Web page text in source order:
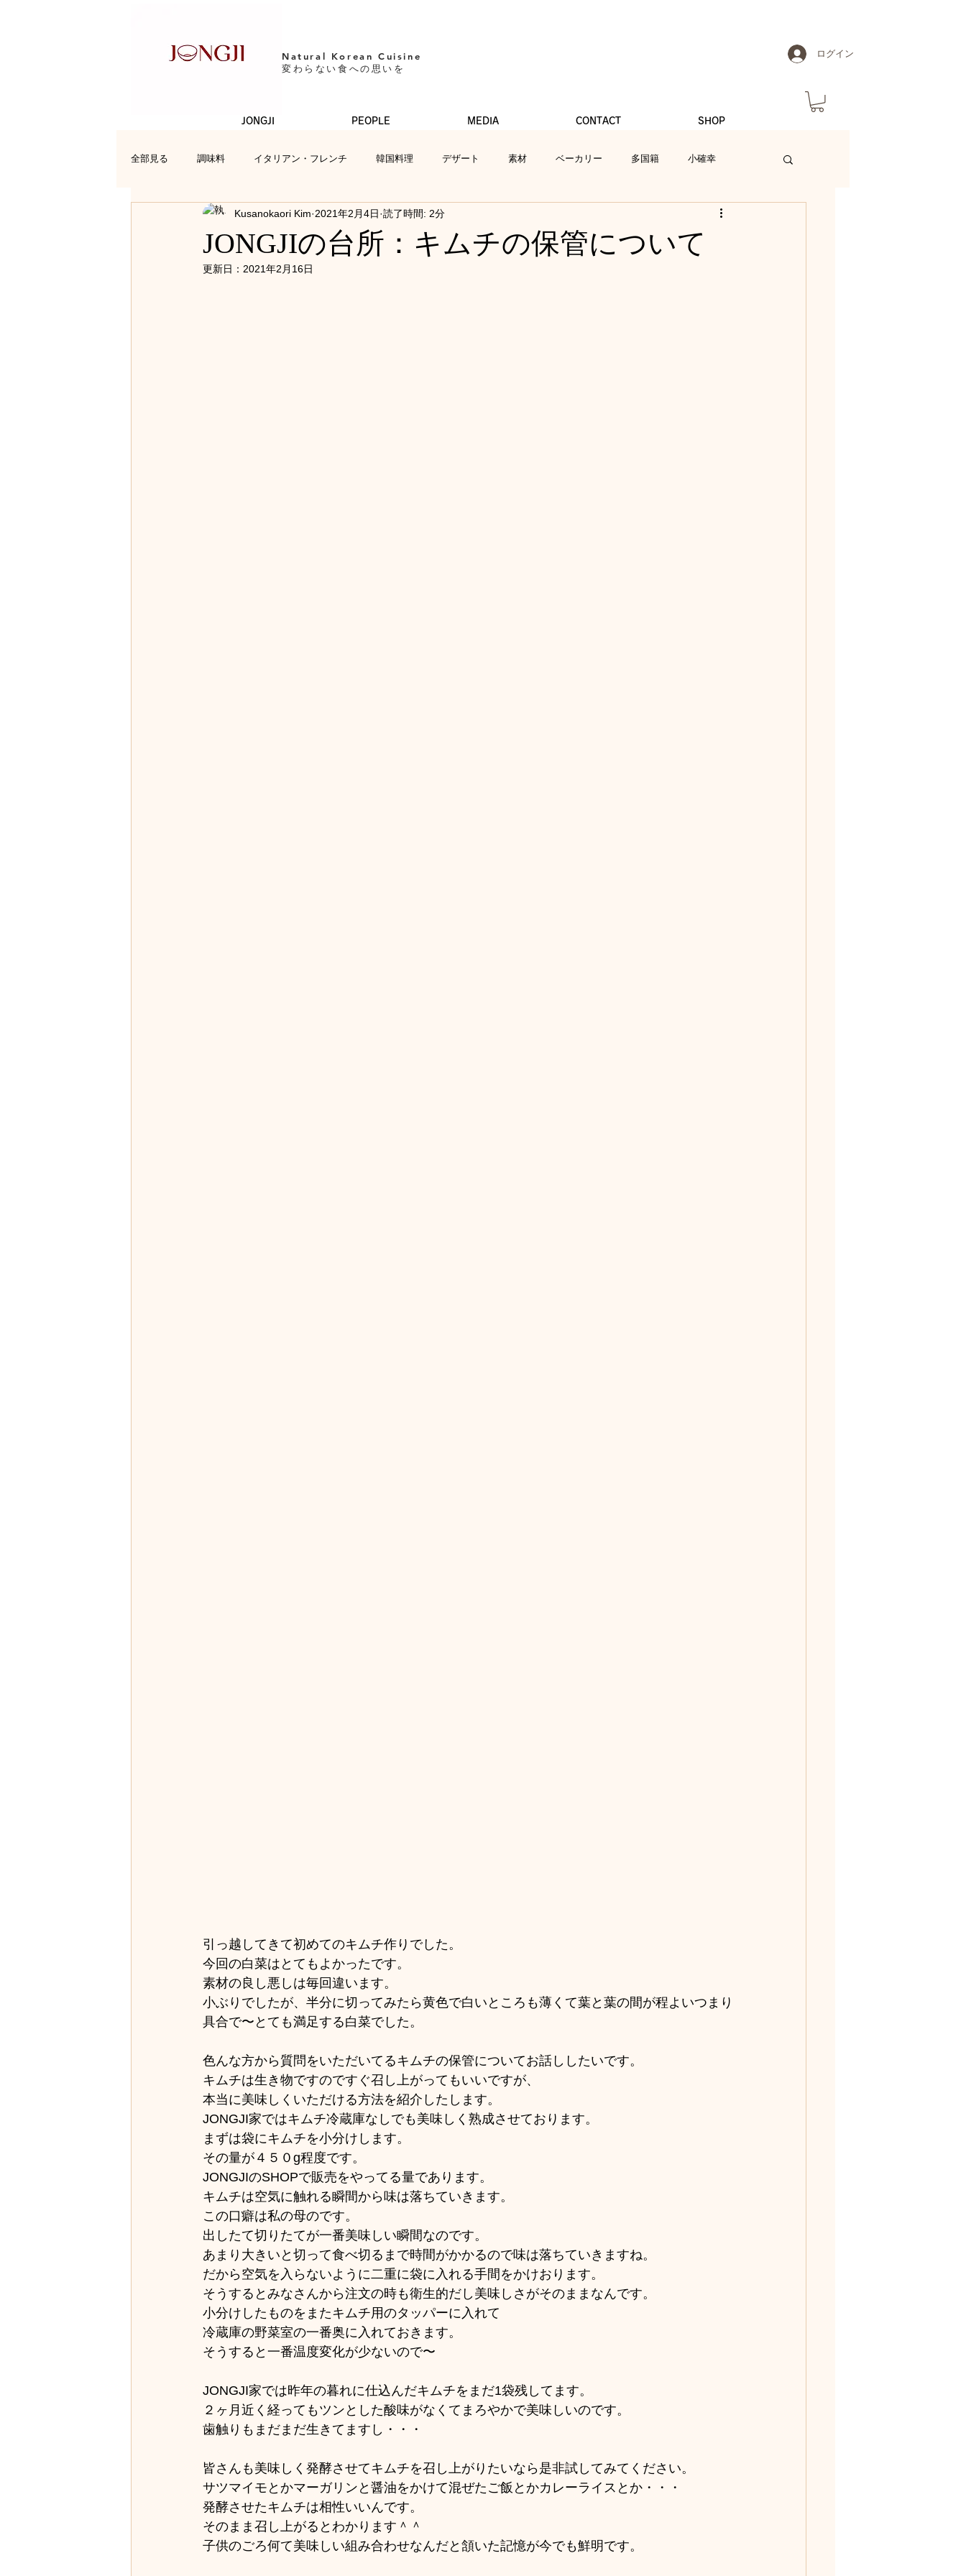
Natural Korean Cuisine​
変わらない食への思いを
JONGJI PEOPLE MEDIA CONTACT SHOP
ログイン
全部見る 調味料 イタリアン・フレンチ 韓国料理 デザート 素材 ベーカリー 多国籍 小確幸
レシピ お便り
JONGJIの台所：キムチの保管について
Kusanokaori Kim 2021年2月4日 読了時間: 2分
更新日： 2021年2月16日
引っ越してきて初めてのキムチ作りでした。
今回の白菜はとてもよかったです。
素材の良し悪しは毎回違います。
小ぶりでしたが、半分に切ってみたら黄色で白いところも薄くて葉と葉の間が程よいつまり
具合で〜とても満足する白菜でした。
色んな方から質問をいただいてるキムチの保管についてお話ししたいです。
キムチは生き物ですのですぐ召し上がってもいいですが、
本当に美味しくいただける方法を紹介したします。
JONGJI家ではキムチ冷蔵庫なしでも美味しく熟成させております。
まずは袋にキムチを小分けします。
その量が４５０g程度です。
JONGJIのSHOPで販売をやってる量であります。
キムチは空気に触れる瞬間から味は落ちていきます。
この口癖は私の母のです。
出したて切りたてが一番美味しい瞬間なのです。
あまり大きいと切って食べ切るまで時間がかかるので味は落ちていきますね。
だから空気を入らないように二重に袋に入れる手間をかけおります。
そうするとみなさんから注文の時も衛生的だし美味しさがそのままなんです。
小分けしたものをまたキムチ用のタッパーに入れて
冷蔵庫の野菜室の一番奥に入れておきます。
そうすると一番温度変化が少ないので〜
JONGJI家では昨年の暮れに仕込んだキムチをまだ1袋残してます。
２ヶ月近く経ってもツンとした酸味がなくてまろやかで美味しいのです。
歯触りもまだまだ生きてますし・・・
皆さんも美味しく発酵させてキムチを召し上がりたいなら是非試してみてください。
サツマイモとかマーガリンと醤油をかけて混ぜたご飯とかカレーライスとか・・・
発酵させたキムチは相性いいんです。
そのまま召し上がるとわかります＾＾
子供のごろ何て美味しい組み合わせなんだと頷いた記憶が今でも鮮明です。